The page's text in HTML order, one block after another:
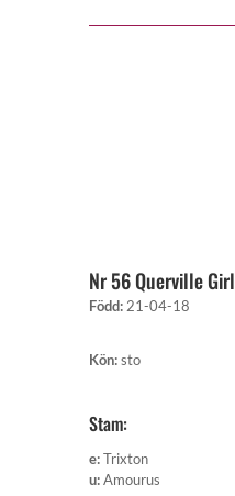
Nr 56 Querville Girl
Född: 21-04-18
Kön:sto
Stam:
e:Trixton
u:Amourus